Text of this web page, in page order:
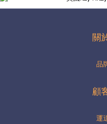
關
品
顧
運